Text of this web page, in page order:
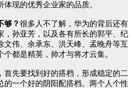
现的优秀企业家的品质。
够？很多人不了解，华为的背后还有
，孙亚芳，以及各有所长的郭平、纪
文伟、余承东、洪天峰、孟晚舟等互
都是精英，帅才与将才云集。
首先要找到好的搭档，形成稳定的二
的一个好的阴阳配搭档。两个人个性